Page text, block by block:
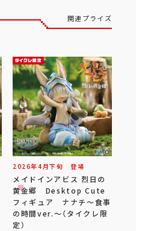
関連プライズ
2026年4 月下旬 登場
メイドインアビス 烈日の
黄金郷 Desktop Cute
フィギュア ナナチ～食事
の時間ver.～（タイクレ限
定）